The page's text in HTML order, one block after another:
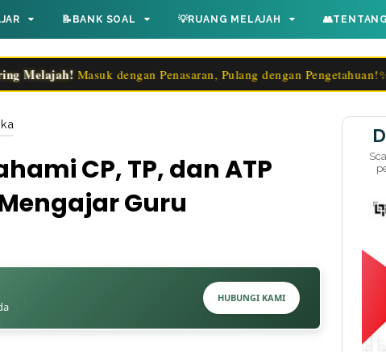
📝BANK SOAL 💡RUANG MELAJAH
Masuk dengan Penasaran, Pulang dengan Pengetahuan!✨
CP, TP, dan ATP
Guru
HUBUNGI KAMI